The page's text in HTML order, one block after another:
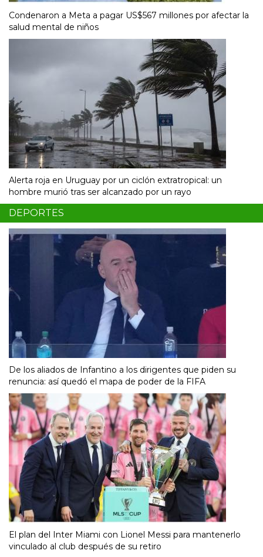
Condenaron a Meta a pagar US$567 millones por afectar la
salud mental de niños
Alerta roja en Uruguay por un ciclón extratropical: un
hombre murió tras ser alcanzado por un rayo
DEPORTES
De los aliados de Infantino a los dirigentes que piden su
renuncia: así quedó el mapa de poder de la FIFA
El plan del Inter Miami con Lionel Messi para mantenerlo
vinculado al club después de su retiro